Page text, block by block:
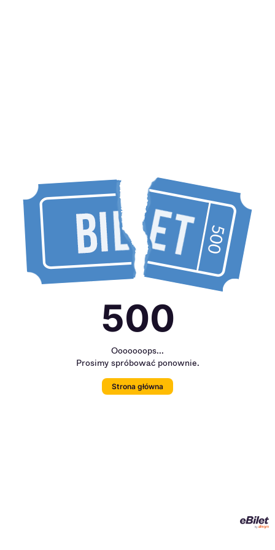
500
Ooooooops...
Prosimy spróbować ponownie.
Strona główna